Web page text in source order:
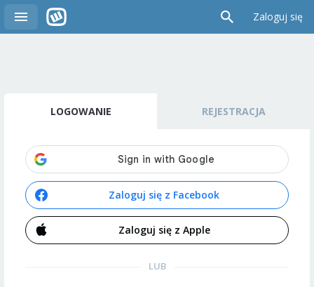
Zaloguj się
LOGOWANIE REJESTRACJA
Zaloguj się z Facebook
Zaloguj się z Apple
LUB